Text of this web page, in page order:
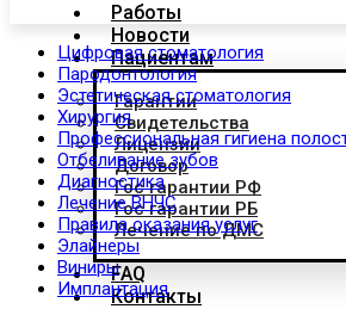
Работы
Новости
Пациентам
Гарантии
Свидетельства
Лицензии
Договор
Гос гарантии РФ
Гос гарантии РБ
Лечение по ДМС
FAQ
Контакты
Цифровая стоматология
Пародонтология
Эстетическая стоматология
Хирургия
Профессиональная гигиена
Отбеливание зубов
Диагностика
Лечение ВНЧС
Правила оказания услуг
Элайнеры
Виниры
Имплантация